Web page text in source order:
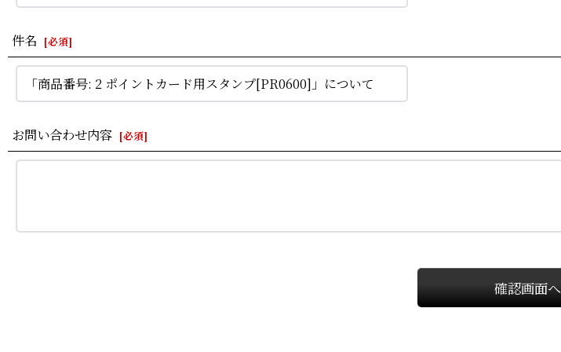
件名 [必須]
お問い合わせ内容 [必須]
確認画面へ